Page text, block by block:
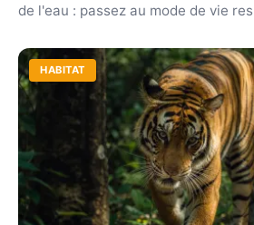
de l'eau : passez au mode de vie
HABITAT